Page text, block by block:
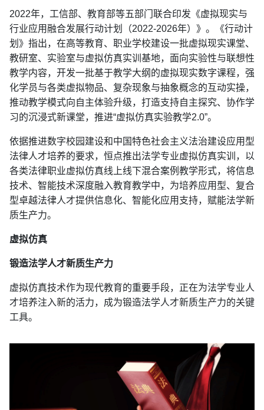
2022年，工信部、教育部等五部门联合印发《虚拟现实与
行业应用融合发展行动计划（2022-2026年）》。《行动计
划》指出，在高等教育、职业学校建设一批虚拟现实课堂、
教研室、实验室与虚拟仿真实训基地，面向实验性与联想性
教学内容，开发一批基于教学大纲的虚拟现实数字课程，强
化学员与各类虚拟物品、复杂现象与抽象概念的互动实操，
推动教学模式向自主体验升级，打造支持自主探究、协作学
习的沉浸式新课堂，推进“虚拟仿真实验教学2.0”。
依据推进数字校园建设和中国特色社会主义法治建设应用型
法律人才培养的要求，恒点推出法学专业虚拟仿真实训，以
各类法律职业虚拟仿真线上线下混合案例教学形式，将信息
技术、智能技术深度融入教育教学中，为培养应用型、复合
型卓越法律人才提供信息化、智能化应用支持，赋能法学新
质生产力。
虚拟仿真
锻造法学人才新质生产力
虚拟仿真技术作为现代教育的重要手段，正在为法学专业人
才培养注入新的活力，成为锻造法学人才新质生产力的关键
工具。